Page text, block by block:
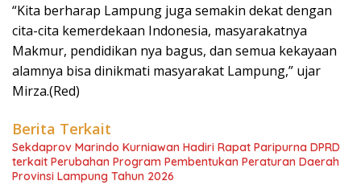
“Kita berharap Lampung juga semakin dekat dengan
cita-cita kemerdekaan Indonesia, masyarakatnya
Makmur, pendidikan nya bagus, dan semua kekayaan
alamnya bisa dinikmati masyarakat Lampung,” ujar
Mirza.(Red)
Berita Terkait
Sekdaprov Marindo Kurniawan Hadiri Rapat Paripurna DPRD
terkait Perubahan Program Pembentukan Peraturan Daerah
Provinsi Lampung Tahun 2026